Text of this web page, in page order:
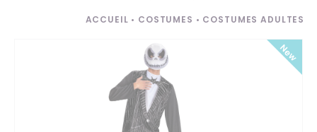
ACCUEIL • COSTUMES • COSTUMES ADULTES